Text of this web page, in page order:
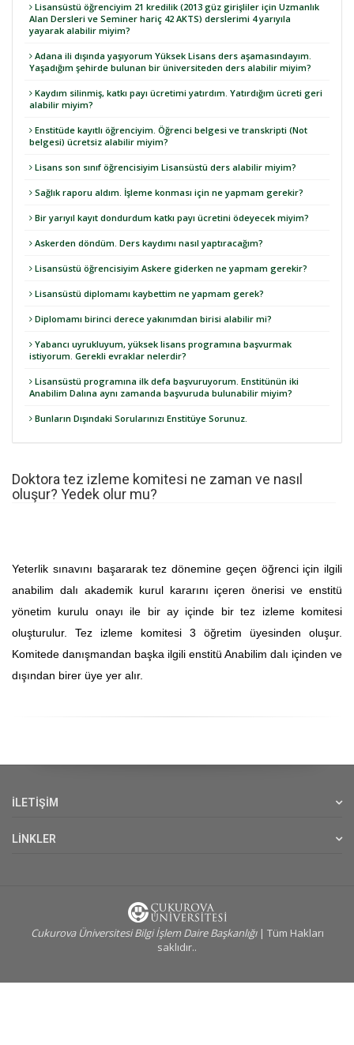
Lisansüstü öğrenciyim 21 kredilik (2013 güz girişliler için Uzmanlık
Alan Dersleri ve Seminer hariç 42 AKTS) derslerimi 4 yarıyıla
yayarak alabilir miyim?
Adana ili dışında yaşıyorum Yüksek Lisans ders aşamasındayım.
Yaşadığım şehirde bulunan bir üniversiteden ders alabilir miyim?
Kaydım silinmiş, katkı payı ücretimi yatırdım. Yatırdığım ücreti geri
alabilir miyim?
Enstitüde kayıtlı öğrenciyim. Öğrenci belgesi ve transkripti (Not
belgesi) ücretsiz alabilir miyim?
Lisans son sınıf öğrencisiyim Lisansüstü ders alabilir miyim?
Sağlık raporu aldım. İşleme konması için ne yapmam gerekir?
Bir yarıyıl kayıt dondurdum katkı payı ücretini ödeyecek miyim?
Askerden döndüm. Ders kaydımı nasıl yaptıracağım?
Lisansüstü öğrencisiyim Askere giderken ne yapmam gerekir?
Lisansüstü diplomamı kaybettim ne yapmam gerek?
Diplomamı birinci derece yakınımdan birisi alabilir mi?
Yabancı uyrukluyum, yüksek lisans programına başvurmak
istiyorum. Gerekli evraklar nelerdir?
Lisansüstü programına ilk defa başvuruyorum. Enstitünün iki
Anabilim Dalına aynı zamanda başvuruda bulunabilir miyim?
Bunların Dışındaki Sorularınızı Enstitüye Sorunuz.
Doktora tez izleme komitesi ne zaman ve nasıl
oluşur? Yedek olur mu?
Yeterlik sınavını başararak tez dönemine geçen öğrenci için ilgili
anabilim dalı akademik kurul kararını içeren önerisi ve enstitü
yönetim kurulu onayı ile bir ay içinde bir tez izleme komitesi
oluşturulur. Tez izleme komitesi 3 öğretim üyesinden oluşur.
Komitede danışmandan başka ilgili enstitü Anabilim dalı içinden ve
dışından birer üye yer alır.
İLETİŞİM
LİNKLER
Cukurova Üniversitesi Bilgi İşlem Daire Başkanlığı| Tüm Hakları
saklıdır..